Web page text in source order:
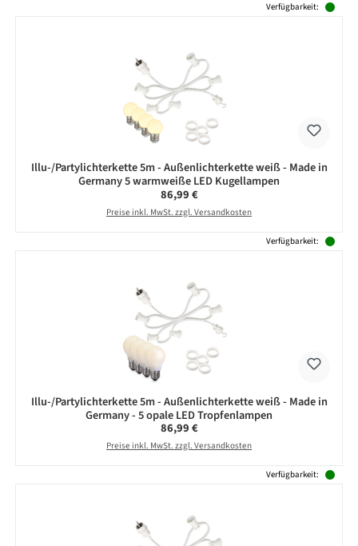
Verfügbarkeit:
Illu-/Partylichterkette 5m - Außenlichterkette weiß - Made in
Germany 5 warmweiße LED Kugellampen
Regulärer Preis:
86,99 €
Preise inkl. MwSt. zzgl. Versandkosten
Verfügbarkeit:
Illu-/Partylichterkette 5m - Außenlichterkette weiß - Made in
Germany - 5 opale LED Tropfenlampen
Regulärer Preis:
86,99 €
Preise inkl. MwSt. zzgl. Versandkosten
Verfügbarkeit: